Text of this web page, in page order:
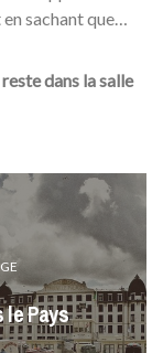
sachant que…
dans la salle
le Pays